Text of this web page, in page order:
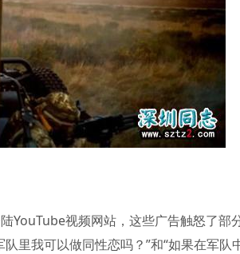
YouTube视频网站，这些广告触怒了
里我可以做同性恋吗？”和“如果在军